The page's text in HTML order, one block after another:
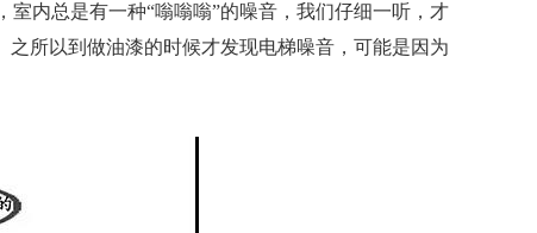
内总是有一种“嗡嗡嗡”的噪音，我们仔细一听，才
所以到做油漆的时候才发现电梯噪音，可能是因为